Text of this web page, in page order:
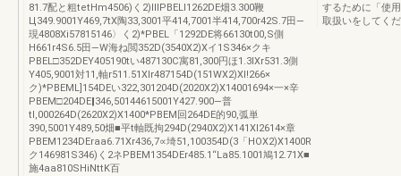
81.7配と粗tetHm4506)く2)ⅢPBELI1262DE畑3.300鞭
Ц349.9001Y469,7tX陶33,3001平414,7001半414,700r42S.7田―
現4808Xi57815146〉く2)*PBEL「1292DE将66130t00,S側
H661r4S6.5田―W海ね閲352D(3540X2)Xイ1S346×クキ
PBEL□352DEY405190tい487130C寓81,300円ほ1.3Ⅸr531.3側
Y405,9001対11,軸r511.51Xlr487154D(151WX2)Xl!266×
ク)*PBEML]154DEい322,301204D(2020X2)X14001694×一×辛
PBEM□204DE‖346,50144615001Y427.900―普
tl,000264D(2620X2)X1400*PBEM回264DE的90,弧単
390,5001Y489,50畑■平t軸既拘294D(2940X2)X141Xl2614×章
PBEM1234DEraa6.71Xr436,7∝埼51,100354D(3「HOX2)X1400R
ク146981S346)く2ネPBEM1354DEr485.1“La85.1001鳩12.71X■
施4aa810SHiNttK百
するために「使
取扱いをしてく